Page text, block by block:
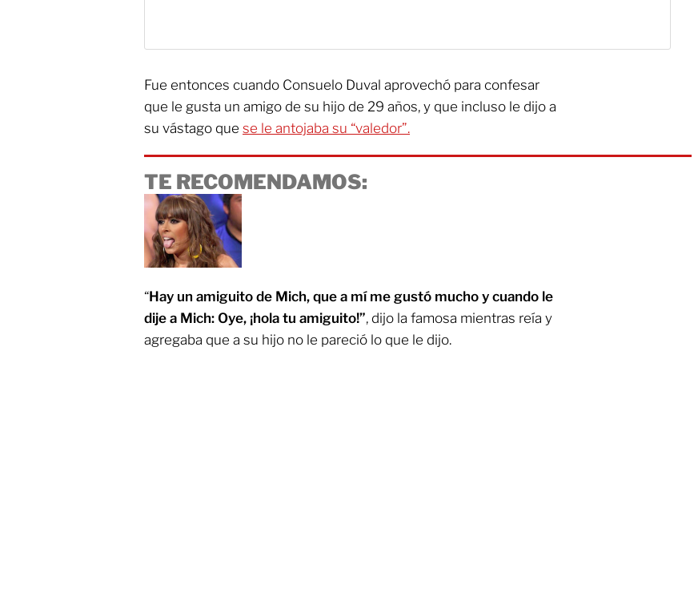
Fue entonces cuando Consuelo Duval aprovechó para confesar
que le gusta un amigo de su hijo de 29 años, y que incluso le dijo a
su vástago que se le antojaba su “valedor”.
TE RECOMENDAMOS:
“Hay un amiguito de Mich, que a mí me gustó mucho y cuando le
dije a Mich: Oye, ¡hola tu amiguito!”, dijo la famosa mientras reía y
agregaba que a su hijo no le pareció lo que le dijo.